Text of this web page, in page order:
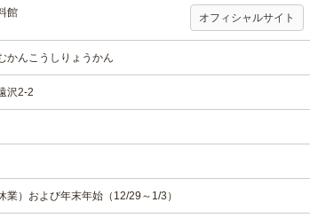
館 オフィシャルサイト
かんこうしりょうかん
沢2-2
業）および年末年始（12/29～1/3）